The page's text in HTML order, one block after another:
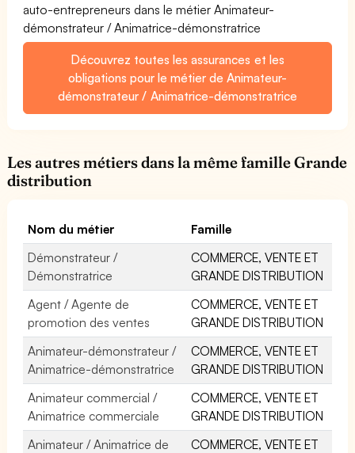
auto-entrepreneurs dans le métier Animateur-
démonstrateur / Animatrice-démonstratrice
Découvrez toutes les assurances et les
obligations pour le métier de Animateur-
démonstrateur / Animatrice-démonstratrice
Les autres métiers dans la même famille Grande
distribution
Nom du métier
Famille
Démonstrateur /
Démonstratrice
COMMERCE, VENTE ET
GRANDE DISTRIBUTION
Agent / Agente de
promotion des ventes
COMMERCE, VENTE ET
GRANDE DISTRIBUTION
Animateur-démonstrateur /
Animatrice-démonstratrice
COMMERCE, VENTE ET
GRANDE DISTRIBUTION
Animateur commercial /
Animatrice commerciale
COMMERCE, VENTE ET
GRANDE DISTRIBUTION
Animateur / Animatrice de
COMMERCE, VENTE ET